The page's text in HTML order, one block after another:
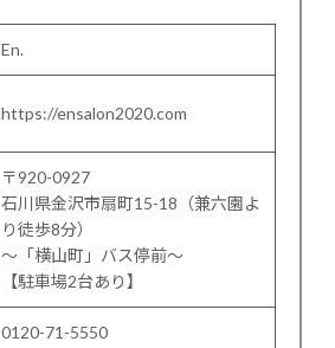
En.
https://ensalon2020.com
〒920-0927
石川県金沢市扇町15-18（兼六園よ
り徒歩8分）
〜「横山町」バス停前〜
【駐車場2台あり】
0120-71-5550